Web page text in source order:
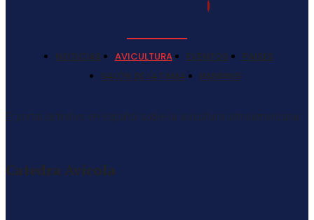
NOTICIAS AVICULTURA EVENTOS
PAISES
SALÓN DE LA FAMA
RANKING
El portal definitivo en español sobre la avicultura latinoamericana
Catedra Avícola